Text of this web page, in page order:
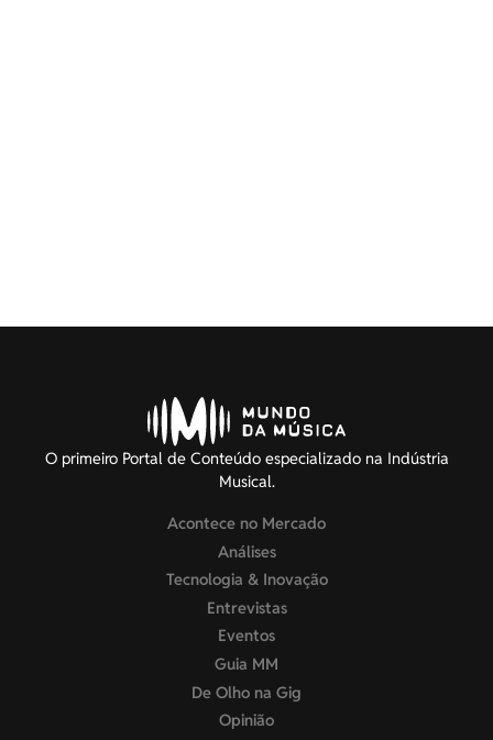
O primeiro Portal de Conteúdo especializado na Indústria
Musical.
Acontece no Mercado
Análises
Tecnologia & Inovação
Entrevistas
Eventos
Guia MM
De Olho na Gig
Opinião